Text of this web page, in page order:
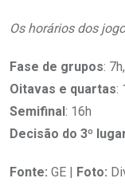
Os horários dos
Fase de grupos:
Oitavas e quartas:
Semifinal: 16h
Decisão do 3º
Fonte: GE | Foto: